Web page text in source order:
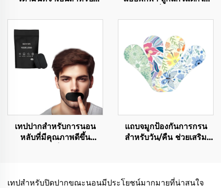
แปะผิวสำหรับการดูแล
ยุงให้อยู่ห่าง
เทปปากสำหรับการนอน
หลับที่มีคุณภาพดีขึ้น
แถบจมูกป้องกันการกรน
สำหรับวัน/คืน ช่วยเสริม
น้ำมัน
เทปสำหรับปิดปากขณะนอนมีประโยชน์มากมายที่น่าสนใจ